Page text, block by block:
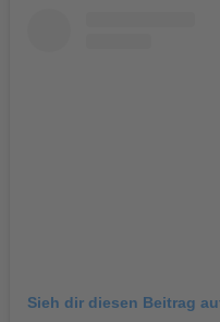
Sieh dir diesen Beitrag